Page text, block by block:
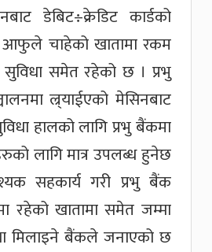
डेबिट÷क्रेडिट कार्डको
आफुले चाहेको खातामा रकम
समेत रहेको छ । प्रभु
ल्र्याईएको मेसिनबाट
हालको लागि प्रभु बैंकमा
लागि मात्र उपलब्ध हुनेछ
सहकार्य गरी प्रभु बैंक
रहेको खातामा समेत जम्मा
मिलाइने बैंकले जनाएको छ